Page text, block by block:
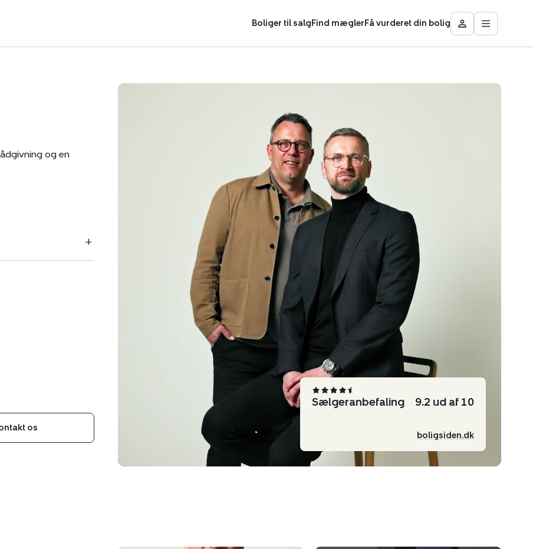
Boliger til salgFind mæglerFå vurderet din bolig
Besøg
Mit
Åbn
og en
os
Sælgeranbefaling 9.2 ud af 10
boligsiden.dk